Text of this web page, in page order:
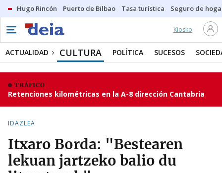
Hugo Rincón Puerto de Bilbao Tasa turística Seguro de
Kiosko
ACTUALIDAD CULTURA POLÍTICA SUCESOS
TRÁFICO
Retenciones kilométricas en la A-8 dirección Cantabria
IDAZLEA
Itxaro Borda: "Bestearen
lekuan jartzeko balio du